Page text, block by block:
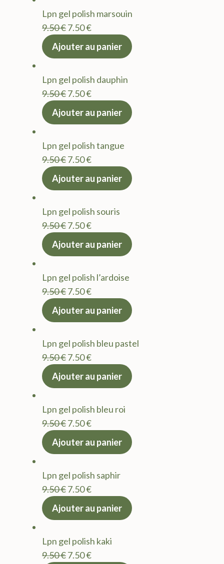
Lpn gel polish marsouin
9.50€Le
prix
9.50 €.
7.50€Le
actuel
7.50 €.
Ajouter au panier
Lpn gel polish dauphin
9.50€Le
prix
9.50 €.
7.50€Le
actuel
7.50 €.
Ajouter au panier
Lpn gel polish tangue
9.50€Le
prix
9.50 €.
7.50€Le
actuel
7.50 €.
Ajouter au panier
Lpn gel polish souris
9.50€Le
prix
9.50 €.
7.50€Le
actuel
7.50 €.
Ajouter au panier
Lpn gel polish l’ardoise
9.50€Le
prix
9.50 €.
7.50€Le
actuel
7.50 €.
Ajouter au panier
Lpn gel polish bleu pastel
9.50€Le
prix
9.50 €.
7.50€Le
actuel
7.50 €.
Ajouter au panier
Lpn gel polish bleu roi
9.50€Le
prix
9.50 €.
7.50€Le
actuel
7.50 €.
Ajouter au panier
Lpn gel polish saphir
9.50€Le
prix
9.50 €.
7.50€Le
actuel
7.50 €.
Ajouter au panier
Lpn gel polish kaki
9.50€Le
7.50€Le